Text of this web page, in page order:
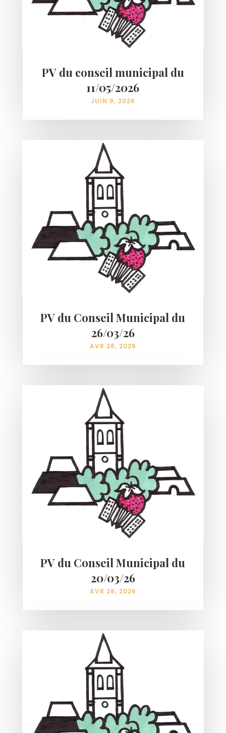
PV du conseil municipal du
11/05/2026
JUIN 9, 2026
PV du Conseil Municipal du
26/03/26
AVR 28, 2026
PV du Conseil Municipal du
20/03/26
AVR 28, 2026